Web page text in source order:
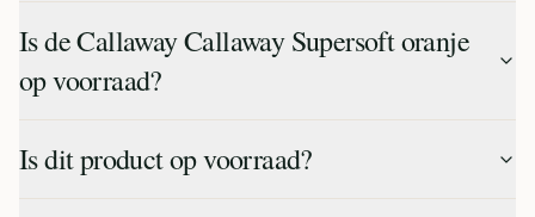
Is de Callaway Callaway Supersoft oranje
op voorraad?
Is dit product op voorraad?